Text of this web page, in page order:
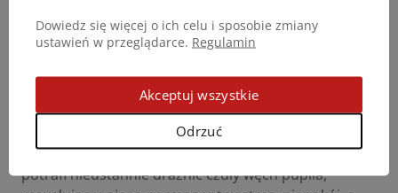
maluchów są niezwykle wrażliwe na toksyny, dlatego
większość agresywnych preparatów ma restrykcyjne
aplikacja niektórych środków może być
traumatycznym przeżyciem dla zwierząt o delikatnej
psychice lub z historią lękową. Intensywny,
chemiczny zapach emitowany przez niektóre obroże
potrafi nieustannie drażnić czuły węch pupila,
Dowiedz się więcej o ich celu i sposobie zmiany
ustawień w przeglądarce. Regulamin
Odrzuć
Akceptuj wszystkie